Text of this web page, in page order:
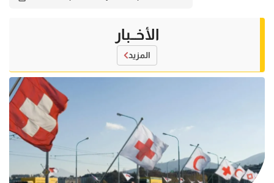
الأخــبار
المزيد